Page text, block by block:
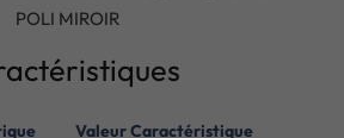
POLI MIROIR
Valeur Caractéristique